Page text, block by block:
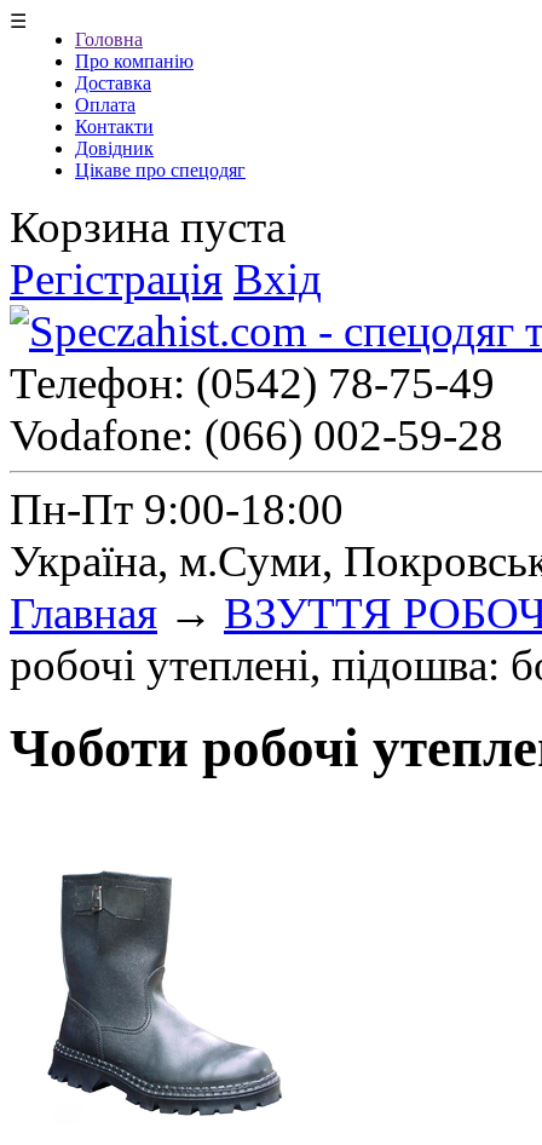
☰
Головна
Про компанію
Доставка
Оплата
Контакти
Довідник
Цікаве про спецодяг
Корзина пуста
Регістрація Вхід
Телефон: (0542) 78-75-49
Vodafone: (066) 002-59-28
Пн-Пт 9:00-18:00
Україна, м.Суми,
Главная → ВЗУТТЯ
робочі утеплені, підошва:
Чоботи робочі